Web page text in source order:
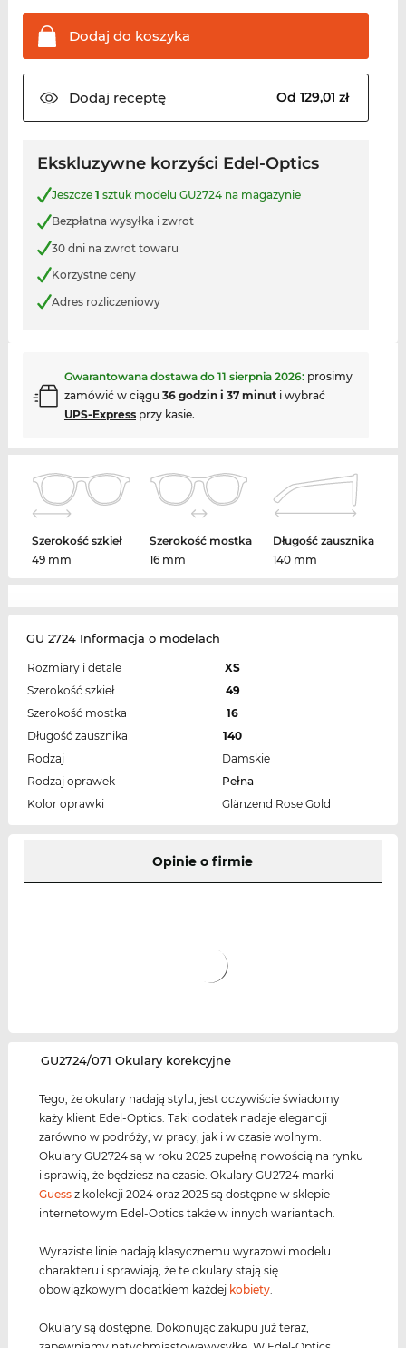
Dodaj do koszyka
Dodaj receptę Od 129,01 zł
Ekskluzywne korzyści Edel-Optics
Jeszcze 1 sztuk modelu GU2724 na magazynie
Bezpłatna wysyłka i zwrot
30 dni na zwrot towaru
Korzystne ceny
Adres rozliczeniowy
Gwarantowana dostawa do 11 sierpnia 2026: prosimy
zamówić w ciągu 36 godzin i 37 minuti wybrać
UPS-Expressprzy kasie.
Szerokość szkieł
49 mm
Szerokość mostka
16 mm
Długość zausznika
140 mm
GU 2724 Informacja o modelach
Rozmiary i detale
XS
Szerokość szkieł
49
Szerokość mostka
16
Długość zausznika
140
Rodzaj
Damskie
Rodzaj oprawek
Pełna
Kolor oprawki
Glänzend Rose Gold
Opinie o firmie
‌GU2724/071 Okulary korekcyjne
Tego, że okulary nadają stylu, jest oczywiście świadomy
każy klient Edel-Optics. Taki dodatek nadaje elegancji
zarówno w podróży, w pracy, jak i w czasie wolnym.
Okulary GU2724 są w roku 2025 zupełną nowością na rynku
i sprawią, że będziesz na czasie. Okulary GU2724 marki
Guess z kolekcji 2024 oraz 2025 są dostępne w sklepie
internetowym Edel-Optics także w innych wariantach.
Wyraziste linie nadają klasycznemu wyrazowi modelu
charakteru i sprawiają, że te okulary stają się
obowiązkowym dodatkiem każdej kobiety.
Okulary są dostępne. Dokonując zakupu już teraz,